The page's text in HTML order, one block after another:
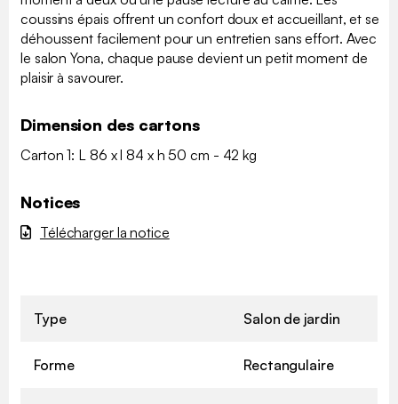
coussins épais offrent un confort doux et accueillant, et se
déhoussent facilement pour un entretien sans effort. Avec
le salon Yona, chaque pause devient un petit moment de
plaisir à savourer.
Dimension des cartons
Carton 1: L 86 x l 84 x h 50 cm - 42 kg
Notices
Télécharger la notice
Type Salon de jardin
Forme Rectangulaire